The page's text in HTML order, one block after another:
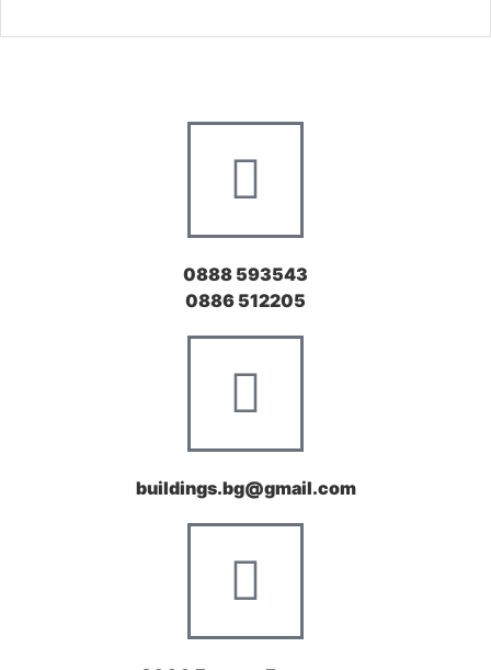
0888 593543
0886 512205
buildings.bg@gmail.com